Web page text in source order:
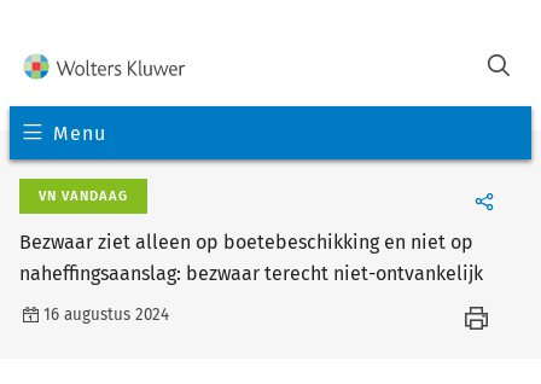
Menu
VN VANDAAG
Bezwaar ziet alleen op boetebeschikking en niet op
naheffingsaanslag: bezwaar terecht niet-ontvankelijk
16 augustus 2024